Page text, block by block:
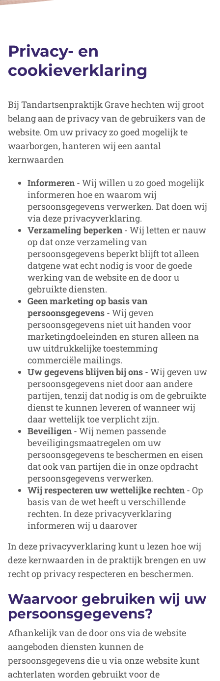
Privacy- en
cookieverklaring
Bij Tandartsenpraktijk Grave hechten wij groot
belang aan de privacy van de gebruikers van de
website. Om uw privacy zo goed mogelijk te
waarborgen, hanteren wij een aantal
kernwaarden
Informeren- Wij willen u zo goed mogelijk
informeren hoe en waarom wij
persoonsgegevens verwerken. Dat doen wij
via deze privacyverklaring.
Verzameling beperken- Wij letten er nauw
op dat onze verzameling van
persoonsgegevens beperkt blijft tot alleen
datgene wat echt nodig is voor de goede
werking van de website en de door u
gebruikte diensten.
Geen marketing op basis van
persoonsgegevens - Wij geven
persoonsgegevens niet uit handen voor
marketingdoeleinden en sturen alleen na
uw uitdrukkelijke toestemming
commerciële mailings.
Uw gegevens blijven bij ons - Wij geven uw
persoonsgegevens niet door aan andere
partijen, tenzij dat nodig is om de gebruikte
dienst te kunnen leveren of wanneer wij
daar wettelijk toe verplicht zijn.
Beveiligen- Wij nemen passende
beveiligingsmaatregelen om uw
persoonsgegevens te beschermen en eisen
dat ook van partijen die in onze opdracht
persoonsgegevens verwerken.
Wij respecteren uw wettelijke rechten- Op
basis van de wet heeft u verschillende
rechten. In deze privacyverklaring
informeren wij u daarover
In deze privacyverklaring kunt u lezen hoe wij
deze kernwaarden in de praktijk brengen en uw
recht op privacy respecteren en beschermen.
Waarvoor gebruiken wij uw
persoonsgegevens?
Afhankelijk van de door ons via de website
aangeboden diensten kunnen de
persoonsgegevens die u via onze website kunt
achterlaten worden gebruikt voor de